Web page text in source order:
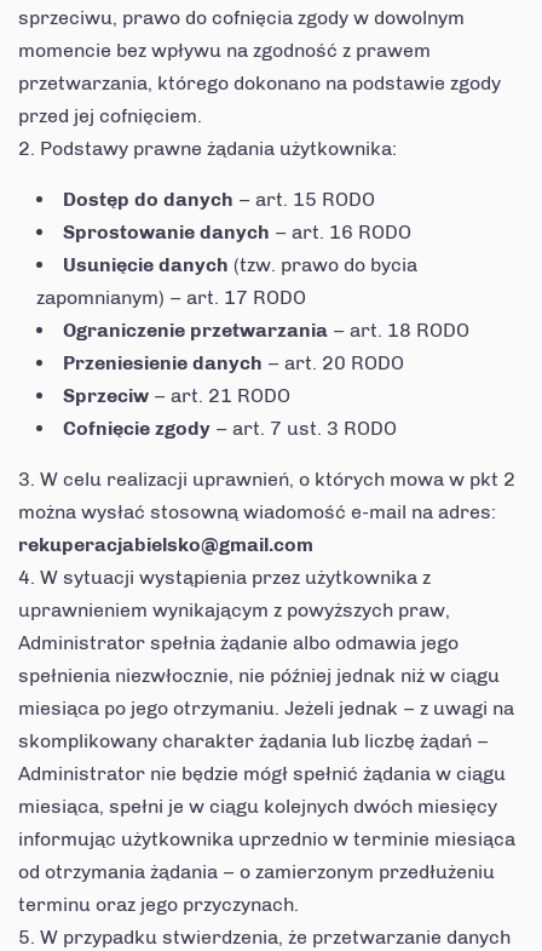
sprzeciwu, prawo do cofnięcia zgody w dowolnym
momencie bez wpływu na zgodność z prawem
przetwarzania, którego dokonano na podstawie zgody
przed jej cofnięciem.
Podstawy prawne żądania użytkownika:
Dostęp do danych – art. 15 RODO
Sprostowanie danych – art. 16 RODO
Usunięcie danych (tzw. prawo do bycia
zapomnianym) – art. 17 RODO
Ograniczenie przetwarzania – art. 18 RODO
Przeniesienie danych – art. 20 RODO
Sprzeciw – art. 21 RODO
Cofnięcie zgody – art. 7 ust. 3 RODO
W celu realizacji uprawnień, o których mowa w pkt 2
można wysłać stosowną wiadomość e-mail na adres:
rekuperacjabielsko@gmail.com
W sytuacji wystąpienia przez użytkownika z
uprawnieniem wynikającym z powyższych praw,
Administrator spełnia żądanie albo odmawia jego
spełnienia niezwłocznie, nie później jednak niż w ciągu
miesiąca po jego otrzymaniu. Jeżeli jednak – z uwagi na
skomplikowany charakter żądania lub liczbę żądań –
Administrator nie będzie mógł spełnić żądania w ciągu
miesiąca, spełni je w ciągu kolejnych dwóch miesięcy
informując użytkownika uprzednio w terminie miesiąca
od otrzymania żądania – o zamierzonym przedłużeniu
terminu oraz jego przyczynach.
W przypadku stwierdzenia, że przetwarzanie danych